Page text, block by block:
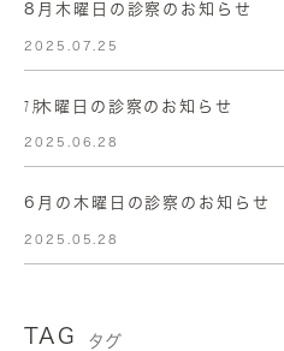
8月木曜日の診察のお知らせ
2025.07.25
㋆木曜日の診察のお知らせ
2025.06.28
6月の木曜日の診察のお知らせ
2025.05.28
TAG タグ